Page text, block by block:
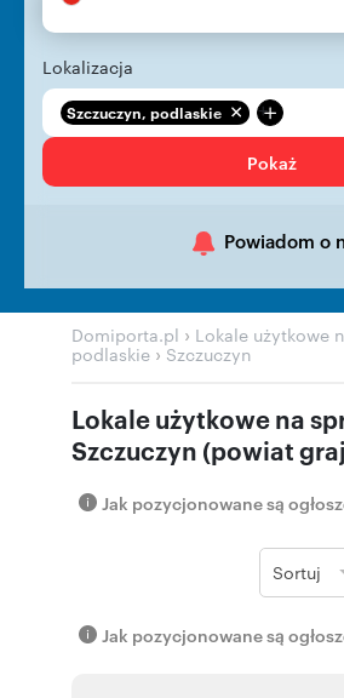
Lokalizacja
Szczuczyn, podlaskie +
Pokaż
Powiadom o
Domiporta.pl › Lokale użytkowe
podlaskie ›Szczuczyn
Lokale użytkowe na
Szczuczyn (powiat
Jak pozycjonowane są
Sortuj
Jak pozycjonowane są